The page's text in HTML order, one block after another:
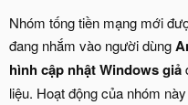
Nhóm tống tiền mạng mới
đang nhắm vào người dùng
hình cập nhật Windows giả
liệu. Hoạt động của nhóm